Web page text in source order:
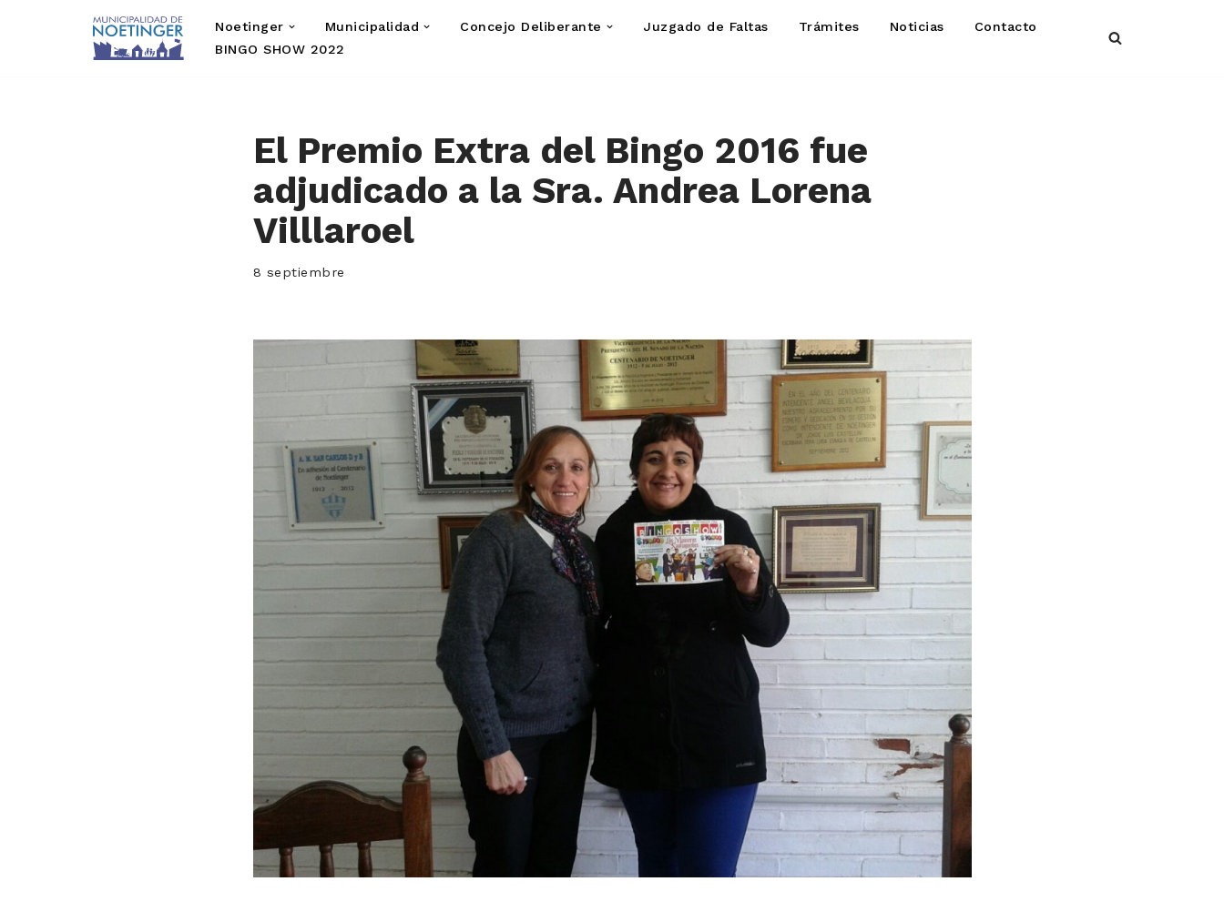
Noetinger Municipalidad Concejo Deliberante Juzgado de Faltas Trámites Noticias
Contacto
BINGO SHOW 2022
El Premio Extra del Bingo 2016 fue
adjudicado a la Sra. Andrea Lorena
Villlaroel
8 septiembre